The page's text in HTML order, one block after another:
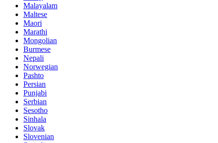
Malayalam
Maltese
Maori
Marathi
Mongolian
Burmese
Nepali
Norwegian
Pashto
Persian
Punjabi
Serbian
Sesotho
Sinhala
Slovak
Slovenian